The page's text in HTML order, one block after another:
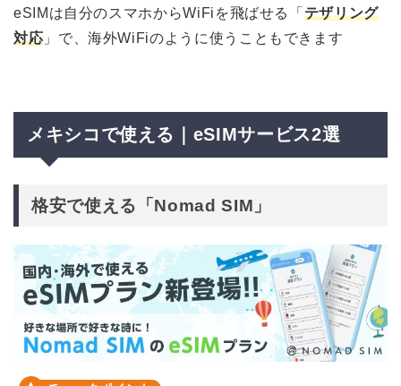
eSIM は自分のスマホからWiFi を飛ばせる「 テザリング
対応 」で、海外WiFiのように使うこともできます
メキシコで使える｜eSIMサービス2選
格安で使える「Nomad SIM」